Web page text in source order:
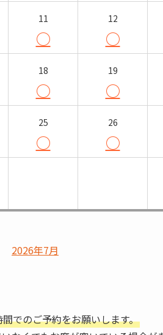
11
○
12
○
18
○
19
○
25
○
26
○
2026年7月
でのご予約をお願いします。